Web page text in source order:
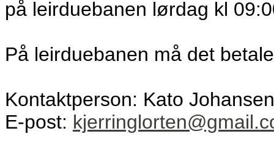
på leirduebanen lørdag kl
På leirduebanen må det
Kontaktperson: Kato
E-post: